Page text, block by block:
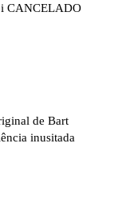
CANCELADO
de Bart
inusitada